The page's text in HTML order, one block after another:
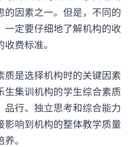
的因素之一。但是，不同的
一定要仔细地了解机构的收
费标准。
是选择机构时的关键因素
生集训机构的学生综合素质
品行、独立思考和综合能力
影响到机构的整体教学质量
。